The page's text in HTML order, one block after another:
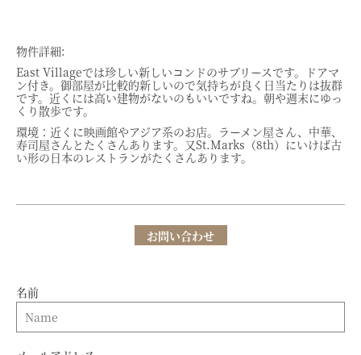
物件詳細:
East Villageでは珍しい新しいコンドのサブリースです。ドアマ
ン付き。御部屋が比較的新しいので気持ちが良く日当たりは抜群
です。近くには高い建物がないのもいいですね。朝や週末にゆっ
くり散歩です。
環境：近くに映画館やアジア系のお店。ラーメン屋さん、中華、
寿司屋さんとたくさんあります。又St.Marks（8th）にいけば古
い形の日本のレストランがたくさんあります。
お問い合わせ
名前